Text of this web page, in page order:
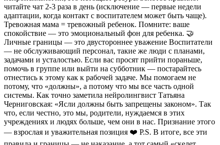
читайте чат 2-3 раза в день (исключение — первые недели
адаптации, когда контакт с воспитателем может быть чаще).
Тревожная мама = тревожный ребенок. Помните: ваше
спокойствие — это эмоциональный фон для ребенка. 🤝
Личные границы — это двустороннее уважение Воспитатели
— не обслуживающий персонал, такие же люди с планами,
задачами и усталостью. Если вас просят прийти пораньше,
помочь в группе или выйти на субботник — постарайтесь
отнестись к этому как к рабочей задаче. Мы помогаем не
потому, что «должны», а потому что мы все часть одной
системы. Как точно заметила нейролингвист Татьяна
Черниговская: «Ясли должны быть запрещены законом». Так
что, если честно, это мы, родители, нуждаемся в этих
учреждениях и людях больше, чем они в нас. Признание этого
— взрослая и уважительная позиция ❤️ P.S. В итоге, все эти